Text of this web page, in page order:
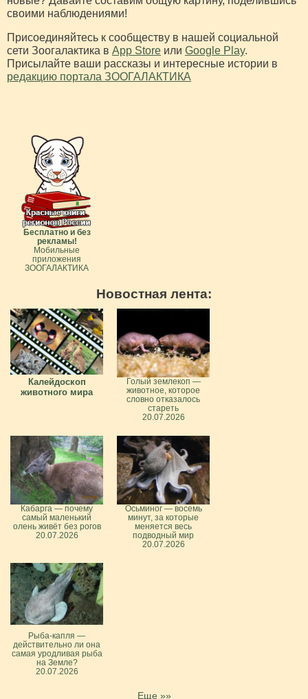
своими наблюдениями!
Присоединяйтесь к сообществу в нашей социальной
сети Зоогалактика в App Store или Google Play.
Присылайте ваши рассказы и интересные истории в
редакцию портала ЗООГАЛАКТИКА
Бесплатно и без
рекламы!
Мобильные
приложения
ЗООГАЛАКТИКА
Новостная лента:
Калейдоскоп
животного мира
Голый землекоп —
животное, которое
словно отказалось
стареть
20.07.2026
Кабарга — почему
самый маленький
олень живёт без рогов
20.07.2026
Осьминог — восемь
минут, за которые
меняется весь
подводный мир
20.07.2026
Рыба-капля —
действительно ли она
самая уродливая рыба
на Земле?
20.07.2026
Еще »»